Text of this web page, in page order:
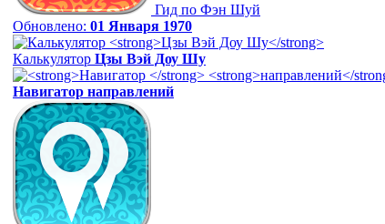
Гид по Фэн Шуй
Обновлено: 01 Января 1970
Калькулятор Цзы Вэй Доу Шу
Навигатор направлений